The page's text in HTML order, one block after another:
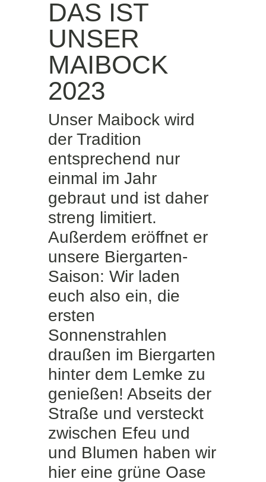
DAS IST
UNSER
MAIBOCK
2023
Unser Maibock wird
der Tradition
entsprechend nur
einmal im Jahr
gebraut und ist daher
streng limitiert.
Außerdem eröffnet er
unsere Biergarten-
Saison: Wir laden
euch also ein, die
ersten
Sonnenstrahlen
draußen im Biergarten
hinter dem Lemke zu
genießen! Abseits der
Straße und versteckt
zwischen Efeu und
und Blumen haben wir
hier eine grüne Oase